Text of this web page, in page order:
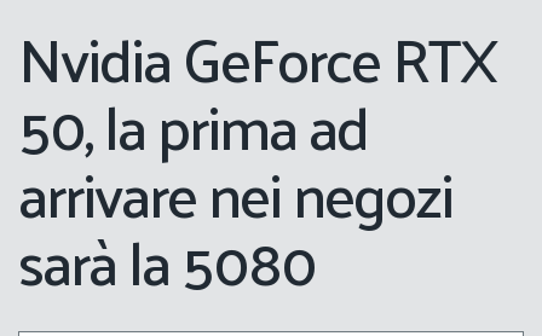
Nvidia GeForce RTX
50, la prima ad
arrivare nei negozi
sarà la 5080